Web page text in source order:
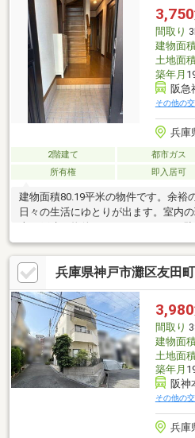
討の際はお客様に場所を説明しやす
以上での賃貸実績がある物件です！
ください♪
3,750
間取り
建物面
土地面
築年月
阪急
その他の
兵庫
2階建て 都市ガス
所有権
即入居可
建物面積80.19平米の物件です。余裕
日々の生活にゆとりが出ます。室内
古の戸建て物件となっております。
自転車も置いておくことができます
暮らしの中でも、住居は充実した生
担っています。不動産を探すなら、
兵庫県神戸市灘区友田
3,980
間取り
建物面
土地面
築年月
阪神
その他の
兵庫